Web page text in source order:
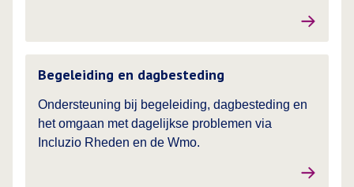
Begeleiding en dagbesteding
Ondersteuning bij begeleiding, dagbesteding en
het omgaan met dagelijkse problemen via
Incluzio Rheden en de Wmo.